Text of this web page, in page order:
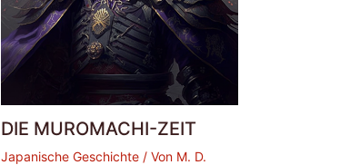
DIE MUROMACHI-ZEIT
Japanische Geschichte/ Von M. D.